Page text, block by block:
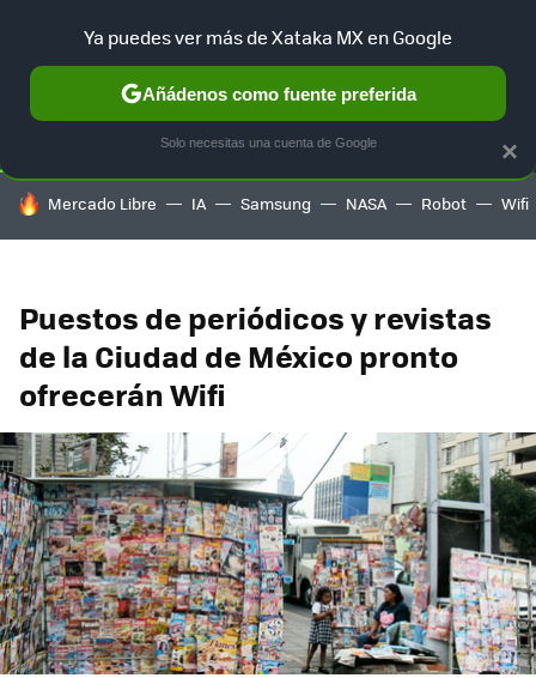
SELECCIÓN GAMING HOME AUTO TERRITORIO
HOY SE HABLA DE
Mercado Libre IA Samsung NASA Robot Wifi
Puestos de periódicos y revistas
de la Ciudad de México pronto
ofrecerán Wifi
×
Ya puedes ver más de Xataka MX en Google
Añádenos como fuente preferida
Solo necesitas una cuenta de Google